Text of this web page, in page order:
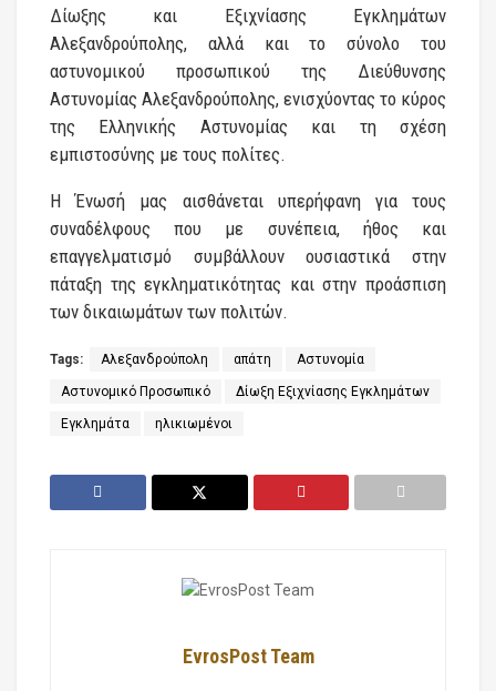
Δίωξης και Εξιχνίασης Εγκλημάτων
Αλεξανδρούπολης, αλλά και το σύνολο του
αστυνομικού προσωπικού της Διεύθυνσης
Αστυνομίας Αλεξανδρούπολης, ενισχύοντας το κύρος
της Ελληνικής Αστυνομίας και τη σχέση
εμπιστοσύνης με τους πολίτες.
Η Ένωσή μας αισθάνεται υπερήφανη για τους
συναδέλφους που με συνέπεια, ήθος και
επαγγελματισμό συμβάλλουν ουσιαστικά στην
πάταξη της εγκληματικότητας και στην προάσπιση
των δικαιωμάτων των πολιτών.
Tags: Αλεξανδρούπολη απάτη Αστυνομία
Αστυνομικό Προσωπικό Δίωξη Εξιχνίασης Εγκλημάτων
Εγκλημάτα ηλικιωμένοι
EvrosPost Team